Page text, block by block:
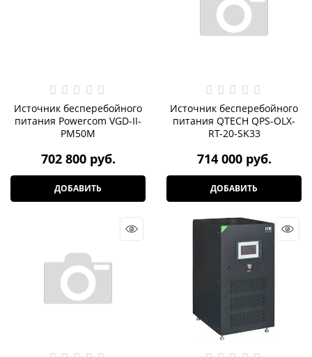
Источник бесперебойного
питания Powercom VGD-II-
PM50M
702 800 руб.
ДОБАВИТЬ
Источник бесперебойного
питания QTECH QPS-OLX-
RT-20-SK33
714 000 руб.
ДОБАВИТЬ